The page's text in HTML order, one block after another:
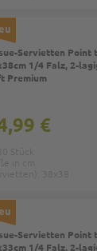
Servietten Point
1/4 Falz, 2-
Premium
€
Servietten Point
1/4 Falz, 2-